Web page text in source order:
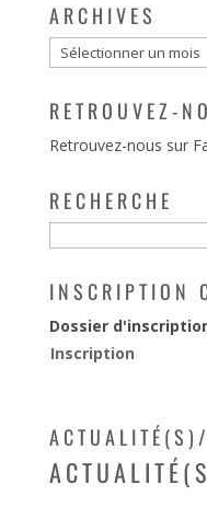
ARCHIVES
Archives
RETROUVEZ-
Retrouvez-nous sur
RECHERCHE
INSCRIPTION
Dossier
Inscription